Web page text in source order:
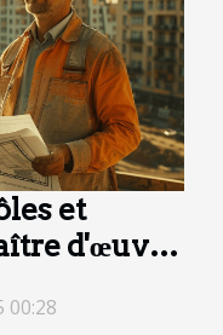
et
d'œuvre
00:28